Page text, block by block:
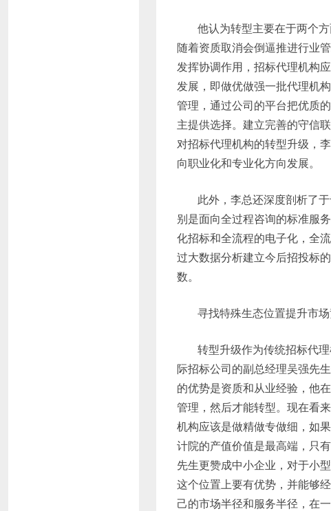
他认为转型主要在于两个
随着资质取消会倒逼推进行业
发挥协调作用，招标代理机构
发展，即做优做强一批代理机
管理，通过公司的平台把优质
主提供选择。建立完善的守信
对招标代理机构的转型升级，
向职业化和专业化方向发展。
此外，李总还深度剖析了
别是面向全过程咨询的标准服
化招标和全流程的电子化，全
过大数据分析建立今后招投标
数。
寻找特殊生态位置提升市
转型升级作为传统招标代
际招标公司的副总经理吴强先
的优势是资质和从业经验，他
管理，然后才能转型。现在看
机构应该是做精做专做细，如
计院的产值价值是最高端，只
先生更赞成中小企业，对于小
这个位置上要有优势，并能够
己的市场半径和服务半径，在